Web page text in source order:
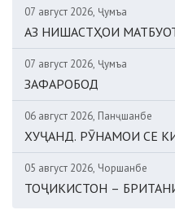
07 август 2026, Ҷумъа
АЗ НИШАСТҲОИ
07 август 2026, Ҷумъа
ЗАФАРОБОД
06 август 2026, Панҷшанбе
ХУҶАНД. РӮНАМОИ СЕ
05 август 2026, Чоршанбе
ТОҶИКИСТОН –